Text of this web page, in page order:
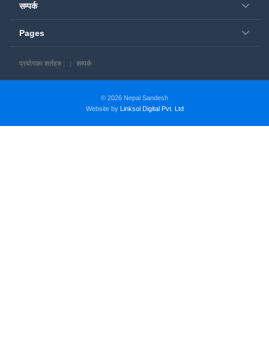
सम्पर्क
Pages
प्रयोगका शर्तहरु : सम्पर्क
© 2026 Nepal Sandesh
Website by Linksol Digital Pvt. Ltd